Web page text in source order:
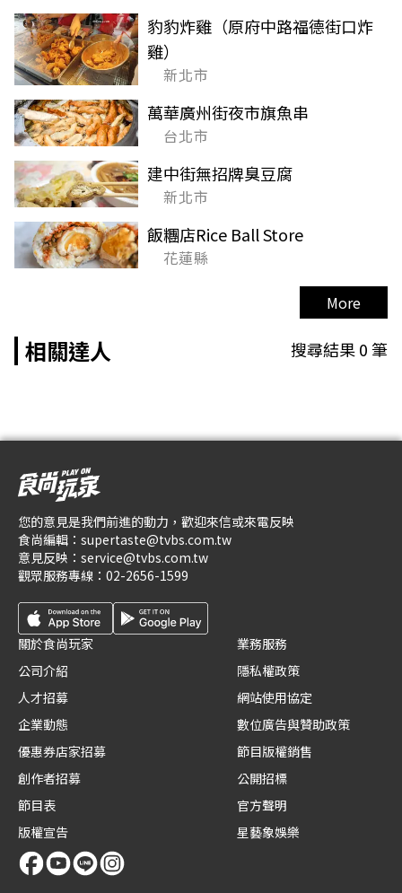
豹豹炸雞（原府中路福德街口炸
雞）
新北市
萬華廣州街夜市旗魚串
台北市
建中街無招牌臭豆腐
新北市
飯糰店Rice Ball Store
花蓮縣
More
相關達人 搜尋結果0筆
您的意見是我們前進的動力，歡迎來信或來電反映
食尚編輯： supertaste@tvbs.com.tw
意見反映： service@tvbs.com.tw
觀眾服務專線： 02-2656-1599
關於食尚玩家
公司介紹
人才招募
企業動態
優惠券店家招募
創作者招募
節目表
版權宣告
業務服務
隱私權政策
網站使用協定
數位廣告與贊助政策
節目版權銷售
公開招標
官方聲明
星藝象娛樂